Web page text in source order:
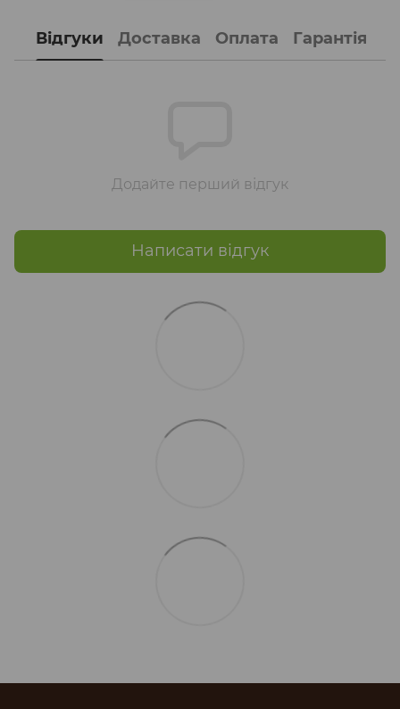
Відгуки Доставка Оплата Гарантія
Додайте перший відгук
Написати відгук